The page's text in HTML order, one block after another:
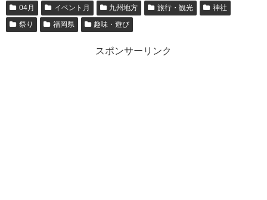
04月 イベント月 九州地方 旅行・観光
神社
祭り
福岡県 趣味・遊び
スポンサーリンク